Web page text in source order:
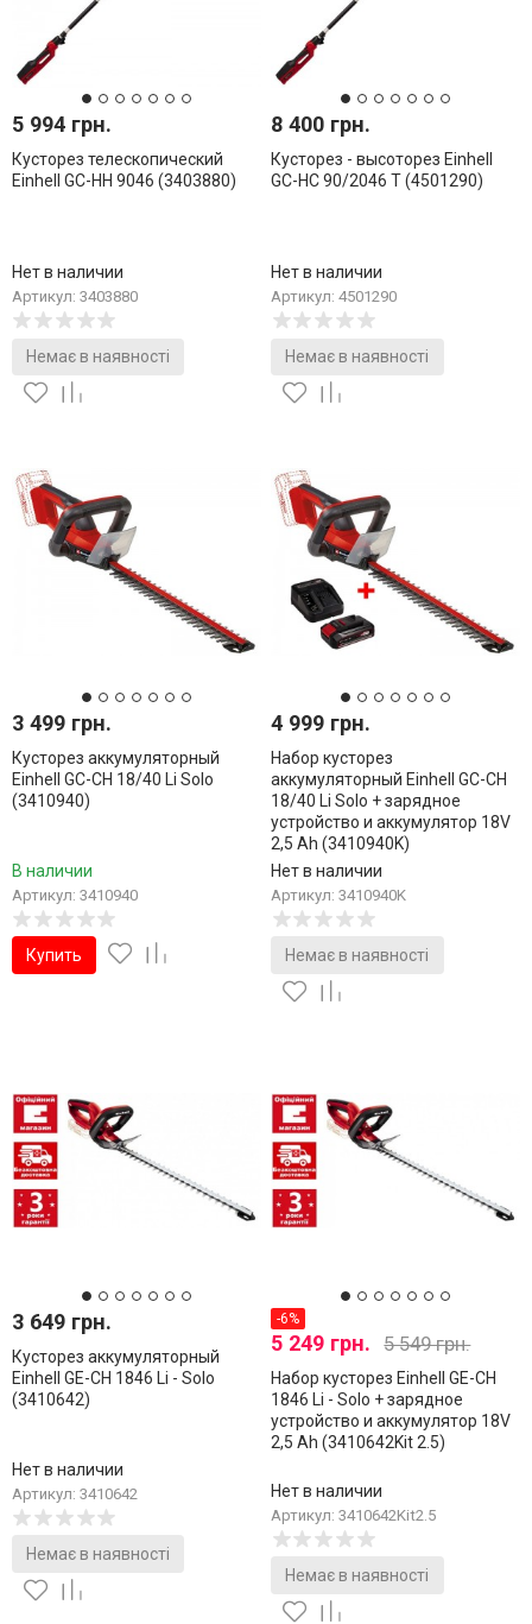
5 994 грн.
Кусторез телескопический
Einhell GC-HH 9046 (3403880)
Нет в наличии
Артикул: 3403880
Немає в наявності
8 400 грн.
Кусторез - высоторез Einhell
GC-HC 90/2046 T (4501290)
Нет в наличии
Артикул: 4501290
Немає в наявності
3 499 грн.
Кусторез аккумуляторный
Einhell GC-CH 18/40 Li Solo
(3410940)
В наличии
Артикул: 3410940
Купить
4 999 грн.
Набор кусторез
аккумуляторный Einhell GC-CH
18/40 Li Solo + зарядное
устройство и аккумулятор 18V
2,5 Ah (3410940K)
Нет в наличии
Артикул: 3410940K
Немає в наявності
3 649 грн.
Кусторез аккумуляторный
Einhell GE-CH 1846 Li - Solo
(3410642)
Нет в наличии
Артикул: 3410642
Немає в наявності
-6%
5 249 грн. 5 549 грн.
Набор кусторез Einhell GE-CH
1846 Li - Solo + зарядное
устройство и аккумулятор 18V
2,5 Ah (3410642Kit 2.5)
Нет в наличии
Артикул: 3410642Kit2.5
Немає в наявності